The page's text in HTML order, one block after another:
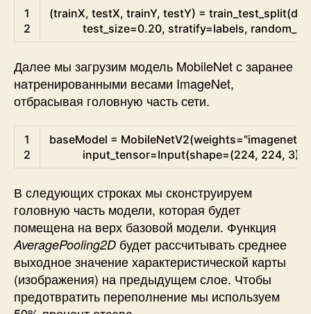
Python
1
2
(trainX, testX, trainY, testY) = train_test_split(
test_size=0.20, stratify=labels,
Далее мы загрузим модель MobileNet с заранее
натренированными весами ImageNet,
отбрасывая головную часть сети.
Python
1
2
baseModel = MobileNetV2(weights="imagenet"
input_tensor=Input(shape=(224, 224, 3)
В следующих строках мы сконструируем
головную часть модели, которая будет
помещена на верх базовой модели. Функция
AveragePooling2D будет рассчитывать среднее
выходное значение характеристической карты
(изображения) на предыдущем слое. Чтобы
предотвратить переполнение мы используем